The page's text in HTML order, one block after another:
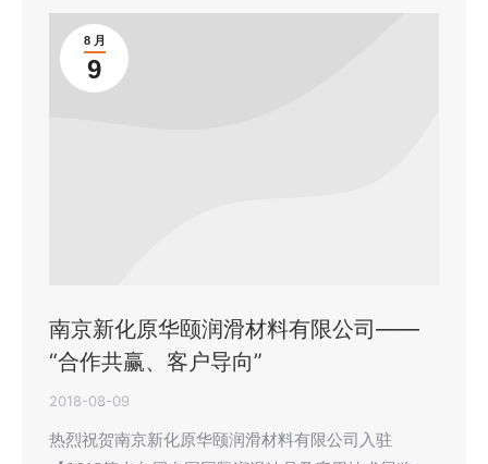
8 月
9
南京新化原华颐润滑材料有限公司——
“合作共赢、客户导向”
2018-08-09
热烈祝贺南京新化原华颐润滑材料有限公司入驻